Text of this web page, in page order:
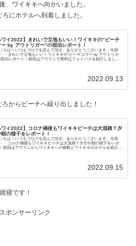
、ワイキキへ向かいました。
にホテルへ到着しました。
ワイ2022】きれいで立地もいい！ワイキキの”ビーチ
ー by アウトリガー”の宿泊レポート！
ちは！いつもブログを読んで頂き、ありがとうございます。今回
・ きれいで立地もいい！ワイキキの”ビーチコマー by アウトリガ
宿泊レポート！前回はアウラニで便利なフォトパスを紹介しまし
2022.09.13
からビーチへ繰り出しました！
ワイ2022】コロナ禍後もワイキキビーチは大混雑？夕
の様子をレポート！
ちは！いつもブログを読んで頂き、ありがとうございます。今回
・ コロナ禍後もワイキキビーチは大混雑？夕方や朝の様子をレポ
前回はアウラニからワイキキへの移動とワイキキのホテルを紹介し
2022.09.15
寝です！
スポンサーリンク